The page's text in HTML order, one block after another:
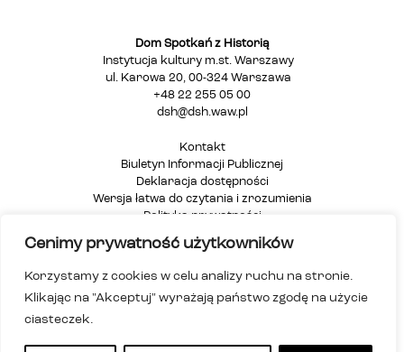
Cenimy prywatność użytkowników
Korzystamy z cookies w celu analizy ruchu na stronie.
Klikając na "Akceptuj" wyrażają państwo zgodę na użycie
ciasteczek.
Dom Spotkań z Historią
Instytucja kultury m.st. Warszawy
ul. Karowa 20, 00-324 Warszawa
+48 22 255 05 00
dsh@dsh.waw.pl
Kontakt
Biuletyn Informacji Publicznej
Deklaracja dostępności
Wersja łatwa do czytania i zrozumienia
Polityka prywatności
Mapa strony